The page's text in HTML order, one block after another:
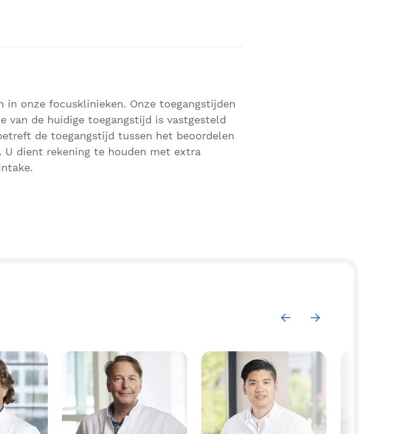
onze focusklinieken. Onze toegangstijden
van de huidige toegangstijd is vastgesteld
de toegangstijd tussen het beoordelen
dient rekening te houden met extra